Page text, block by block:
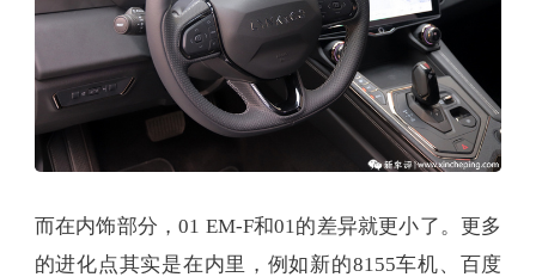
而在内饰部分，01 EM-F和01的差异就更小了。更多
的进化点其实是在内里，例如新的8155车机、百度